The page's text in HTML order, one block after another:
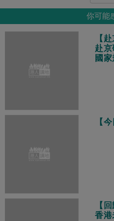
你可能
【
赴
國家
【
【
香港